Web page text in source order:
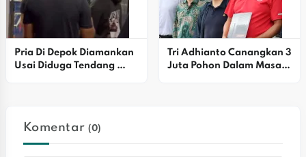
Pria Di Depok Diamankan
Usai Diduga Tendang
Tri Adhianto Canangkan 3
Juta Pohon Dalam Masa
Komentar(0)